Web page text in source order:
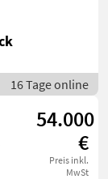
16 Tage online
54.000
€
Preis inkl.
MwSt